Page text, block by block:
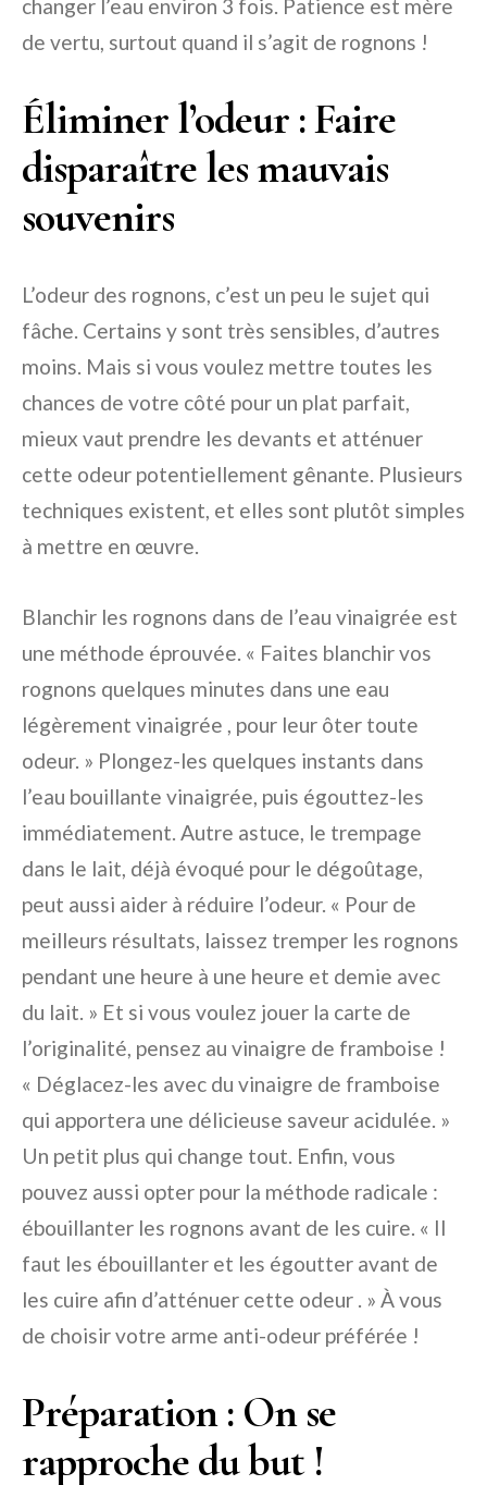
changer l’eau environ 3 fois. Patience est mère
de vertu, surtout quand il s’agit de rognons !
Éliminer l’odeur : Faire
disparaître les mauvais
souvenirs
L’odeur des rognons, c’est un peu le sujet qui
fâche. Certains y sont très sensibles, d’autres
moins. Mais si vous voulez mettre toutes les
chances de votre côté pour un plat parfait,
mieux vaut prendre les devants et atténuer
cette odeur potentiellement gênante. Plusieurs
techniques existent, et elles sont plutôt simples
à mettre en œuvre.
Blanchir les rognons dans de l’eau vinaigrée est
une méthode éprouvée. « Faites blanchir vos
rognons quelques minutes dans une eau
légèrement vinaigrée , pour leur ôter toute
odeur. » Plongez-les quelques instants dans
l’eau bouillante vinaigrée, puis égouttez-les
immédiatement. Autre astuce, le trempage
dans le lait, déjà évoqué pour le dégoûtage,
peut aussi aider à réduire l’odeur. « Pour de
meilleurs résultats, laissez tremper les rognons
pendant une heure à une heure et demie avec
du lait. » Et si vous voulez jouer la carte de
l’originalité, pensez au vinaigre de framboise !
« Déglacez-les avec du vinaigre de framboise
qui apportera une délicieuse saveur acidulée. »
Un petit plus qui change tout. Enfin, vous
pouvez aussi opter pour la méthode radicale :
ébouillanter les rognons avant de les cuire. « Il
faut les ébouillanter et les égoutter avant de
les cuire afin d’atténuer cette odeur . » À vous
de choisir votre arme anti-odeur préférée !
Préparation : On se
rapproche du but !